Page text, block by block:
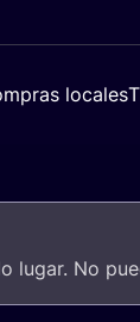
locales
lugar. No